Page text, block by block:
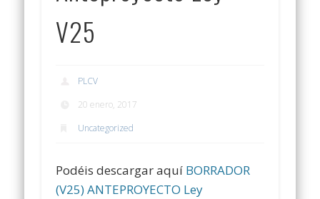
V25
PLCV
20 enero, 2017
Uncategorized
Podéis descargar aquí BORRADOR
(V25) ANTEPROYECTO Ley